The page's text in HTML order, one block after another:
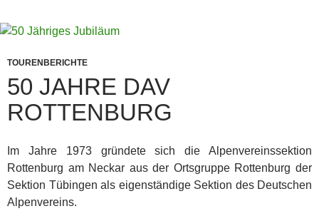
TOURENBERICHTE
50 JAHRE DAV
ROTTENBURG
Im Jahre 1973 gründete sich die Alpenvereinssektion
Rottenburg am Neckar aus der Ortsgruppe Rottenburg der
Sektion Tübingen als eigenständige Sektion des Deutschen
Alpenvereins.